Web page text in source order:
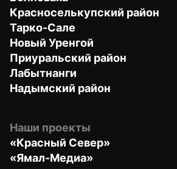
Красноселькупский район
Тарко-Сале
Новый Уренгой
Приуральский район
Лабытнанги
Надымский район
Наши проекты
«Красный Север»
«Ямал-Медиа»